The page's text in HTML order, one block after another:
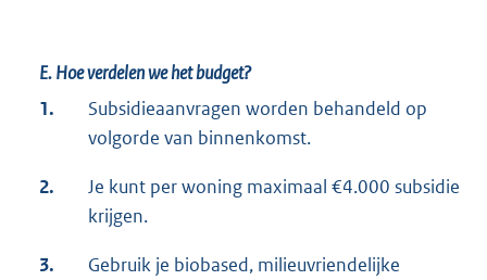
E. Hoe verdelen we het budget?
1.
Subsidieaanvragen worden behandeld op
volgorde van binnenkomst.
2.
Je kunt per woning maximaal €4.000 subsidie
krijgen.
3.
Gebruik je biobased, milieuvriendelijke